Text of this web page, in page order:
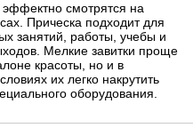
смотрятся на
Прическа подходит для
занятий, работы, учебы и
Мелкие завитки проще
красоты, но и в
их легко накрутить
оборудования.